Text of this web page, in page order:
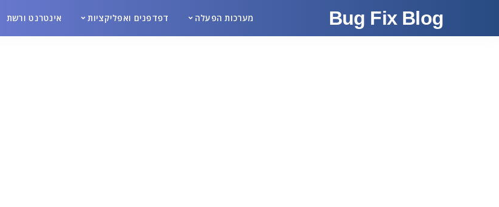
Bug Fix Blog מערכות הפעלה דפדפנים ואפליקציות אינטרנט ורשת